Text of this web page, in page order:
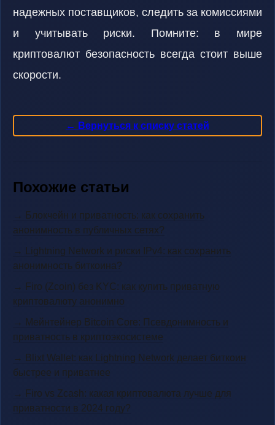
надежных поставщиков, следить за комиссиями
и учитывать риски. Помните: в мире
криптовалют безопасность всегда стоит выше
скорости.
← Вернуться к списку статей
Похожие статьи
→ Блокчейн и приватность: как сохранить
анонимность в публичных сетях?
→ Lightning Network и риски IPv4: как сохранить
анонимность биткоина?
→ Firo (Zcoin) без KYC: как купить приватную
криптовалюту анонимно
→ Мейнтейнер Bitcoin Core: Псевдонимность и
приватность в криптоэкосистеме
→ Blixt Wallet: как Lightning Network делает биткоин
быстрее и приватнее
→ Firo vs Zcash: какая криптовалюта лучше для
приватности в 2024 году?